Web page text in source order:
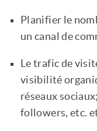
Planifier le
un canal de
Le trafic de
visibilité
réseaux
followers, etc.